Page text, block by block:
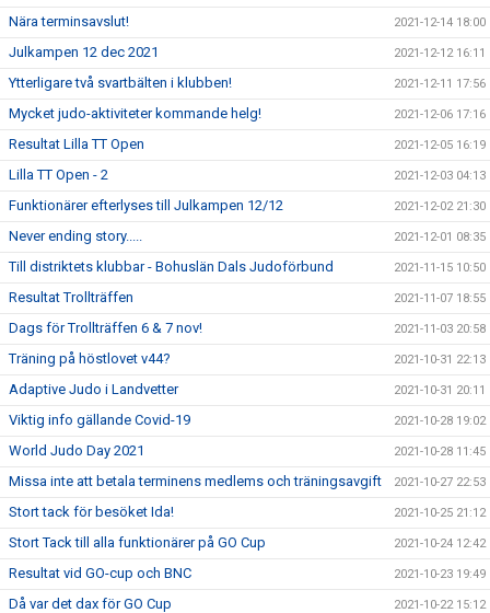
Nära terminsavslut! 2021-12-14 18:00
Julkampen 12 dec 2021 2021-12-12 16:11
Ytterligare två svartbälten i klubben! 2021-12-11 17:56
Mycket judo-aktiviteter kommande helg! 2021-12-06 17:16
Resultat Lilla TT Open 2021-12-05 16:19
Lilla TT Open - 2 2021-12-03 04:13
Funktionärer efterlyses till Julkampen 12/12 2021-12-02 21:30
Never ending story..... 2021-12-01 08:35
Till distriktets klubbar - Bohuslän Dals Judoförbund 2021-11-15 10:50
Resultat Trollträffen 2021-11-07 18:55
Dags för Trollträffen 6 & 7 nov! 2021-11-03 20:58
Träning på höstlovet v44? 2021-10-31 22:13
Adaptive Judo i Landvetter 2021-10-31 20:11
Viktig info gällande Covid-19 2021-10-28 19:02
World Judo Day 2021 2021-10-28 11:45
Missa inte att betala terminens medlems och träningsavgift 2021-10-27 22:53
Stort tack för besöket Ida! 2021-10-25 21:12
Stort Tack till alla funktionärer på GO Cup 2021-10-24 12:42
Resultat vid GO-cup och BNC 2021-10-23 19:49
Då var det dax för GO Cup 2021-10-22 15:12